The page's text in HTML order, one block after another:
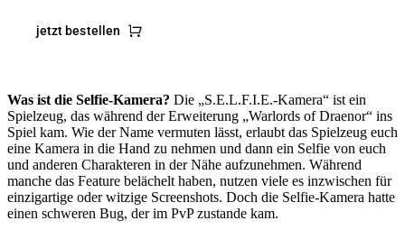
jetzt bestellen
Was ist die Selfie-Kamera? Die „S.E.L.F.I.E.-Kamera“ ist ein
Spielzeug, das während der Erweiterung „Warlords of Draenor“ ins
Spiel kam. Wie der Name vermuten lässt, erlaubt das Spielzeug euch
eine Kamera in die Hand zu nehmen und dann ein Selfie von euch
und anderen Charakteren in der Nähe aufzunehmen. Während
manche das Feature belächelt haben, nutzen viele es inzwischen für
einzigartige oder witzige Screenshots. Doch die Selfie-Kamera hatte
einen schweren Bug, der im PvP zustande kam.